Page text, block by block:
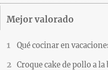
Mejor valorado
Qué cocinar en
Croque cake de pollo a la